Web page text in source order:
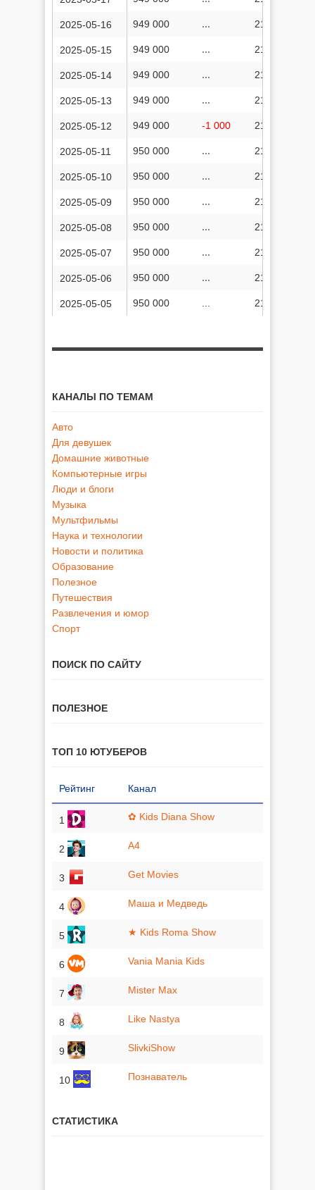
949 000 ... 213 860 678
949 000 ... 213 857 378
949 000 ... 213 854 459
949 000 ... 213 850 634
949 000 -1 000 213 847 426
950 000 ... 213 843 956
950 000 ... 213 840 966
950 000 ... 213 837 724
950 000 ... 213 834 452
950 000 ... 213 831 617
950 000 ... 213 828 304
950 000 ... 213 825 294
2025-05-16
2025-05-15
2025-05-14
2025-05-13
2025-05-12
2025-05-11
2025-05-10
2025-05-09
2025-05-08
2025-05-07
2025-05-06
2025-05-05
КАНАЛЫ ПО ТЕМАМ
Авто
Для девушек
Домашние животные
Компьютерные игры
Люди и блоги
Музыка
Мультфильмы
Наука и технологии
Новости и политика
Образование
Полезное
Путешествия
Развлечения и юмор
Спорт
ПОИСК ПО САЙТУ
ПОЛЕЗНОЕ
ТОП 10 ЮТУБЕРОВ
Рейтинг Канал
1 ✿ Kids Diana Show
2 A4
3 Get Movies
4 Маша и Медведь
5 ★ Kids Roma Show
6 Vania Mania Kids
7 Mister Max
8 Like Nastya
9 SlivkiShow
10 Познаватель
СТАТИСТИКА